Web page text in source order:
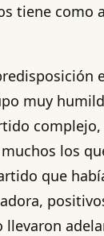
tiene como
muy
los
que
llevaron